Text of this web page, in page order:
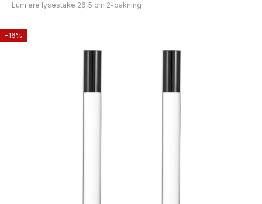
Lumiere lysestake 26,5 cm 2-pakning
-16%